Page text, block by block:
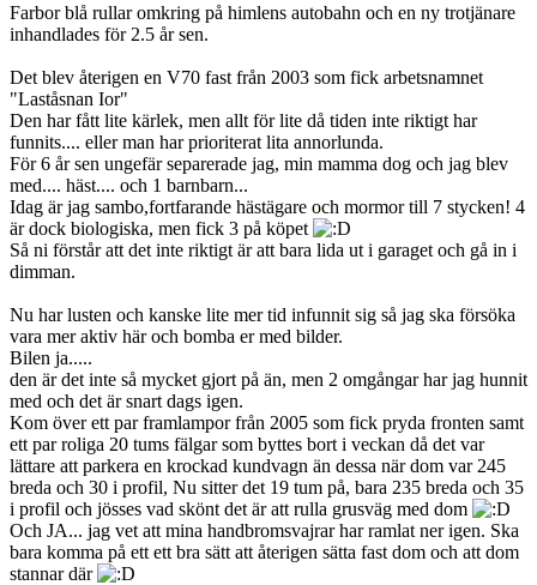
Farbor blå rullar omkring på himlens autobahn och en ny trotjänare
inhandlades för 2.5 år sen.
Det blev återigen en V70 fast från 2003 som fick arbetsnamnet
"Laståsnan Ior"
Den har fått lite kärlek, men allt för lite då tiden inte riktigt har
funnits.... eller man har prioriterat lita annorlunda.
För 6 år sen ungefär separerade jag, min mamma dog och jag blev
med.... häst.... och 1 barnbarn...
Idag är jag sambo,fortfarande hästägare och mormor till 7 stycken! 4
är dock biologiska, men fick 3 på köpet
Så ni förstår att det inte riktigt är att bara lida ut i garaget och gå in i
dimman.
Nu har lusten och kanske lite mer tid infunnit sig så jag ska försöka
vara mer aktiv här och bomba er med bilder.
Bilen ja.....
den är det inte så mycket gjort på än, men 2 omgångar har jag hunnit
med och det är snart dags igen.
Kom över ett par framlampor från 2005 som fick pryda fronten samt
ett par roliga 20 tums fälgar som byttes bort i veckan då det var
lättare att parkera en krockad kundvagn än dessa när dom var 245
breda och 30 i profil, Nu sitter det 19 tum på, bara 235 breda och 35
i profil och jösses vad skönt det är att rulla grusväg med dom
Och JA... jag vet att mina handbromsvajrar har ramlat ner igen. Ska
bara komma på ett ett bra sätt att återigen sätta fast dom och att dom
stannar där